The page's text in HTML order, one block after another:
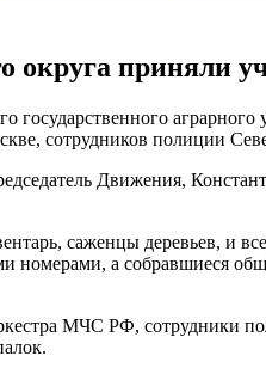
приняли
сотрудников полиции
Движения,
саженцы деревьев, и
номерами, а собравшиеся
МЧС РФ, сотрудники